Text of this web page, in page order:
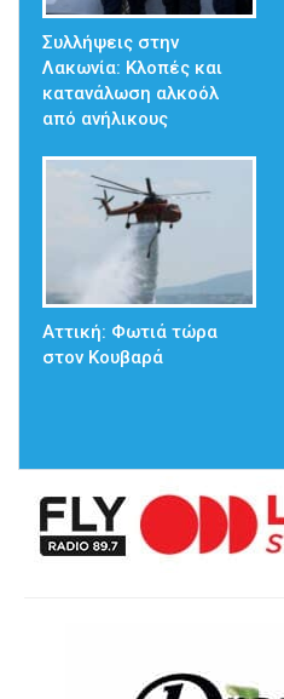
Συλλήψεις στην
Λακωνία: Κλοπές και
κατανάλωση αλκοόλ
από ανήλικους
Αττική: Φωτιά τώρα
στον Κουβαρά